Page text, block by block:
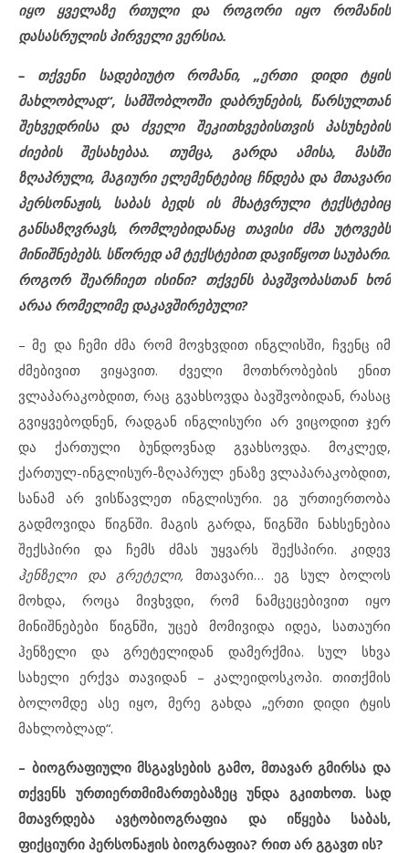
იყო ყველაზე რთული და როგორი იყო რომანის
დასასრულის პირველი ვერსია.
– თქვენი სადებიუტო რომანი, „ერთი დიდი ტყის
მახლობლად“, სამშობლოში დაბრუნების, წარსულთან
შეხვედრისა და ძველი შეკითხვებისთვის პასუხების
ძიების შესახებაა. თუმცა, გარდა ამისა, მასში
ზღაპრული, მაგიური ელემენტებიც ჩნდება და მთავარი
პერსონაჟის, საბას ბედს ის მხატვრული ტექსტებიც
განსაზღვრავს, რომლებიდანაც თავისი ძმა უტოვებს
მინიშნებებს. სწორედ ამ ტექსტებით დავიწყოთ საუბარი.
როგორ შეარჩიეთ ისინი? თქვენს ბავშვობასთან ხომ
არაა რომელიმე დაკავშირებული?
– მე და ჩემი ძმა რომ მოვხვდით ინგლისში, ჩვენც იმ
ძმებივით ვიყავით. ძველი მოთხრობების ენით
ვლაპარაკობდით, რაც გვახსოვდა ბავშვობიდან, რასაც
გვიყვებოდნენ, რადგან ინგლისური არ ვიცოდით ჯერ
და ქართული ბუნდოვნად გვახსოვდა. მოკლედ,
ქართულ-ინგლისურ-ზღაპრულ ენაზე ვლაპარაკობდით,
სანამ არ ვისწავლეთ ინგლისური. ეგ ურთიერთობა
გადმოვიდა წიგნში. მაგის გარდა, წიგნში ნახსენებია
შექსპირი და ჩემს ძმას უყვარს შექსპირი. კიდევ
ჰენზელი და გრეტელი, მთავარი… ეგ სულ ბოლოს
მოხდა, როცა მივხვდი, რომ ნამცეცებივით იყო
მინიშნებები წიგნში, უცებ მომივიდა იდეა, სათაური
ჰენზელი და გრეტელიდან დამერქმია. სულ სხვა
სახელი ერქვა თავიდან – კალეიდოსკოპი. თითქმის
ბოლომდე ასე იყო, მერე გახდა „ერთი დიდი ტყის
მახლობლად“.
– ბიოგრაფიული მსგავსების გამო, მთავარ გმირსა და
თქვენს ურთიერთმიმართებაზეც უნდა გკითხოთ. სად
მთავრდება ავტობიოგრაფია და იწყება საბას,
ფიქციური პერსონაჟის ბიოგრაფია? რით არ გგავთ ის?